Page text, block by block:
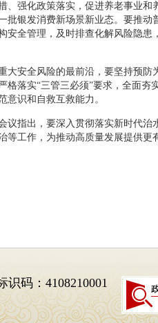
强化政策落实，促进养老事业和
银发消费新场景新业态。要推动
全管理，及时排查化解风险隐患
安全风险的最前沿，要坚持预防
落实“三管三必须”要求，全面夯
识和自救互救能力。
指出，要深入贯彻落实新时代治
工作，为推动高质量发展提供更
码：4108210001